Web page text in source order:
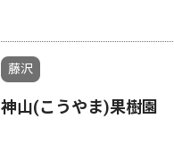
藤沢
神山(こうやま)果樹園